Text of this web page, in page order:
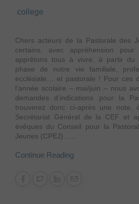
college
Chers acteurs de la Pastorale des
certains, avec appréhension pour
apprêtons tous à vivre, à partir du
phase de notre vie familiale,
ecclésiale… et pastorale ! Pour ces
l’année scolaire – mai/juin – nous
demandes d’indications pour la
trouverez donc ci-après une note,
Secrétariat Général de la CEF et
évêques du Conseil pour la
Jeunes (CPEJ).......
Continue Reading